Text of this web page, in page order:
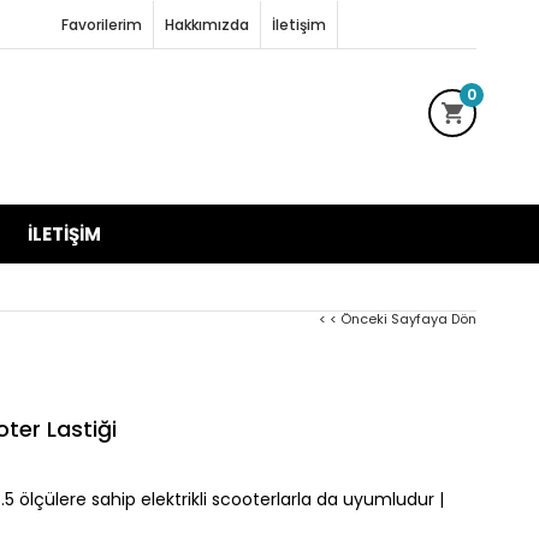
Hakkımızda İletişim
Favorilerim
0
İLETIŞIM
< < Önceki Sayfaya Dön
Lastiği
ölçülere sahip elektrikli scooterlarla da uyumludur |